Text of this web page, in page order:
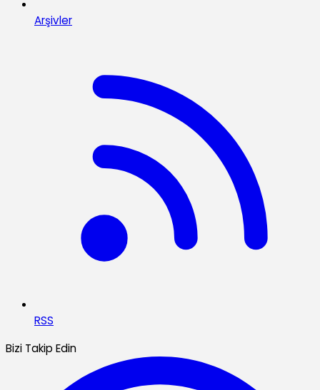
Arşivler
RSS
Bizi Takip Edin